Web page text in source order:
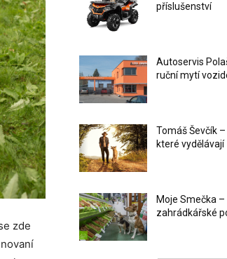
zde
příslušenství
Autoservis
ruční mytí
Tomáš Ševčík
které vydělávají
Moje Smečka
zahrádkářské